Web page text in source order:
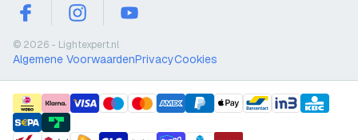
facebookinstagramyoutube
© 2026 - Lightexpert.nl
Algemene VoorwaardenPrivacyCookies
payment methods